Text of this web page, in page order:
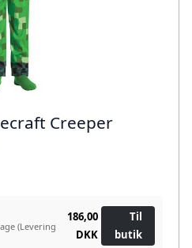
Creeper
(Levering
186,00
DKK
Til
butik